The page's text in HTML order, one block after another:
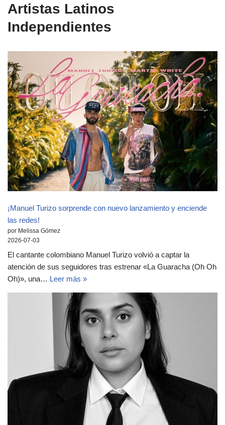
Artistas Latinos
Independientes
¡Manuel Turizo sorprende con nuevo lanzamiento y enciende
las redes!
por Melissa Gómez
2026-07-03
El cantante colombiano Manuel Turizo volvió a captar la
atención de sus seguidores tras estrenar «La Guaracha (Oh Oh
Oh)», una… Leer más »